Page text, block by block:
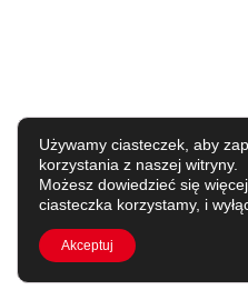
Używamy ciasteczek, aby
korzystania z naszej witryny.
Możesz dowiedzieć się
ciasteczka korzystamy, i
Akceptuj